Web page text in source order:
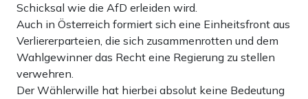
Schicksal wie die AfD erleiden wird.
Auch in Österreich formiert sich eine Einheitsfront aus
Verliererparteien, die sich zusammenrotten und dem
Wahlgewinner das Recht eine Regierung zu stellen
verwehren.
Der Wählerwille hat hierbei absolut keine Bedeutung